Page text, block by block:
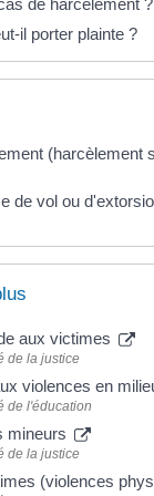
il porter plainte ?
(harcèlement
de vol ou
aux victimes
de la justice
violences en
de l'éducation
mineurs
de la justice
(violences